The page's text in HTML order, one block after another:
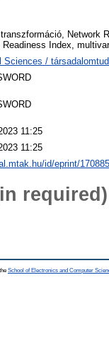
Network
Readiness Index,
Sciences /
11:25
11:25
id/eprint/170885
required)
School of Electronics and Computer